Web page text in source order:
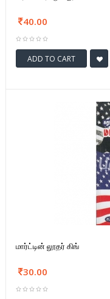
40.00
ADD TO CART
மார்ட்டின் லூதர் கிங்
30.00